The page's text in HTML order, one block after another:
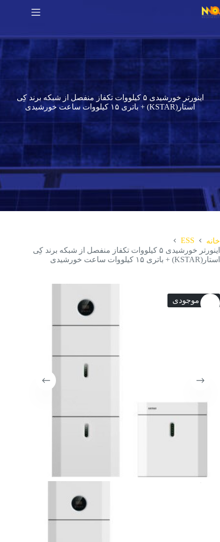
اینورتر خورشیدی ۵ کیلووات تکفاز منفصل از شبکه برند کِی
استار(KSTAR) + باتری ۱۵ کیلووات ساعت خورشیدی
خانه
ESS
اینورتر خورشیدی ۵ کیلووات تکفاز منفصل از شبکه برند کِی
استار(KSTAR) + باتری ۱۵ کیلووات ساعت خورشیدی
عدم موجودی